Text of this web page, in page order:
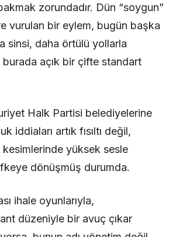
zorundadır. Dün “soygun”
vurulan bir eylem, bugün başka
sinsi, daha örtülü yollarla
açık bir çifte standart
Halk Partisi belediyelerine
iddiaları artık fısıltı değil,
yüksek sesle
dönüşmüş durumda.
ihale oyunlarıyla,
düzeniyle bir avuç çıkar